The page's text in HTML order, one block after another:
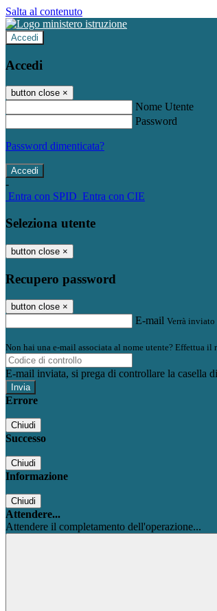
Salta al contenuto
Accedi
Accedi
button close ×
Nome Utente
Password
Password dimenticata?
-
Entra con SPID Entra con CIE
Seleziona utente
button close ×
Recupero password
button close ×
E-mail Verrà
Non hai una e-mail associata al nome utente? Effettua il
E-mail inviata, si prega di controllare la casella
Errore
Chiudi
Successo
Chiudi
Informazione
Chiudi
Attendere...
Attendere il completamento dell'operazione...